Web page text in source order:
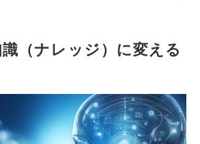
（ナレッジ）に変える